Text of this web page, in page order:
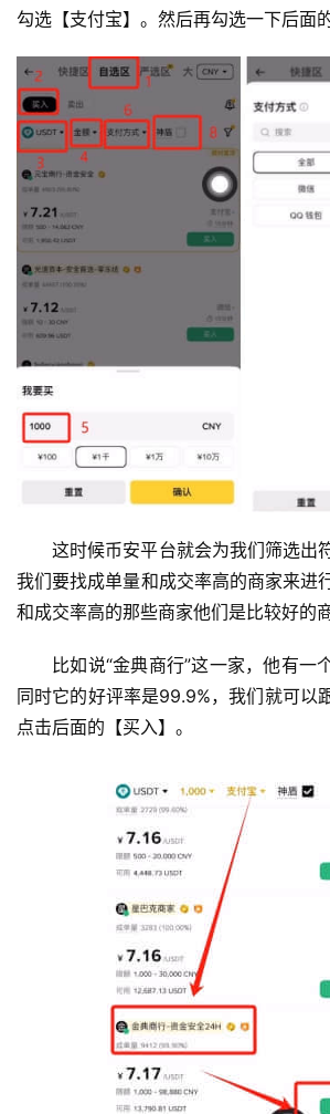
勾选【支付宝】。然后再勾选一下后面
这时候币安平台就会为我们筛选出
我们要找成单量和成交率高的商家来进
和成交率高的那些商家他们是比较好的商
比如说“金典商行”这一家，他有一
同时它的好评率是99.9%，我们就可以
点击后面的【买入】。